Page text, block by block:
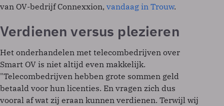
van OV-bedrijf Connexxion, vandaag in Trouw.
Verdienen versus plezieren
Het onderhandelen met telecombedrijven over
Smart OV is niet altijd even makkelijk.
"Telecombedrijven hebben grote sommen geld
betaald voor hun licenties. En vragen zich dus
vooral af wat zij eraan kunnen verdienen. Terwijl wij